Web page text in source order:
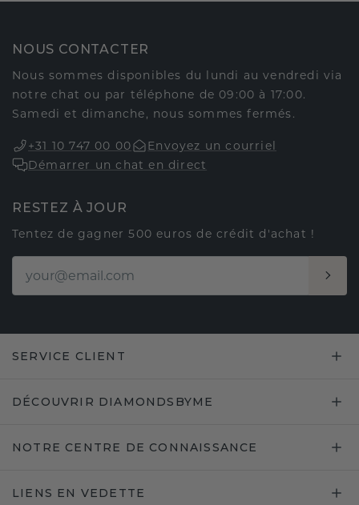
NOUS CONTACTER
Nous sommes disponibles du lundi au vendredi via
notre chat ou par téléphone de 09:00 à 17:00.
Samedi et dimanche, nous sommes fermés.
+31 10 747 00 00
Envoyez un courriel
Démarrer un chat en direct
RESTEZ À JOUR
Tentez de gagner 500 euros de crédit d'achat !
SERVICE CLIENT
DÉCOUVRIR DIAMONDSBYME
NOTRE CENTRE DE CONNAISSANCE
LIENS EN VEDETTE